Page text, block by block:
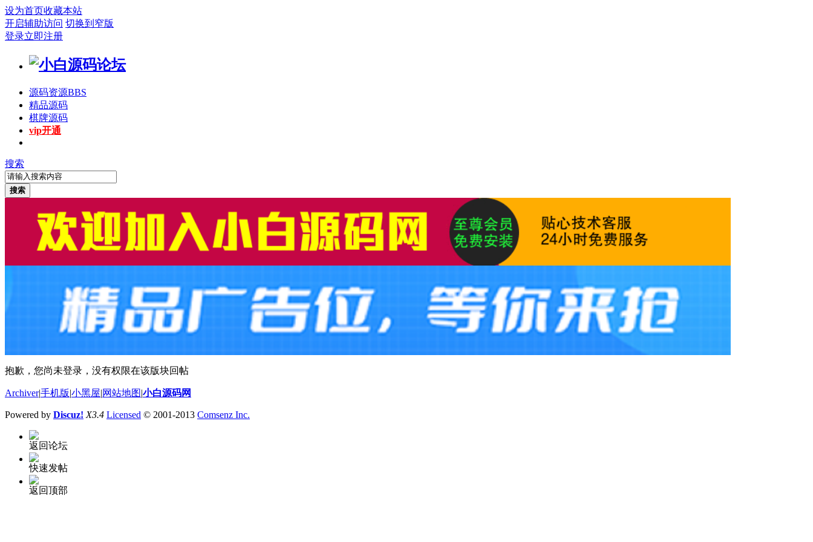
设为首页收藏本站
开启辅助访问 切换到窄版
登录立即注册
源码资源BBS
精品源码
棋牌源码
vip开通
搜索
搜索
抱歉，您尚未登录，没有权限在该版块回帖
Archiver|手机版 小黑屋 网站地图 小白源码网
Powered by Discuz! X3.4 Licensed © 2001-2013 Comsenz Inc.
返回论坛
快速发帖
返回顶部